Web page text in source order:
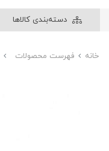
دسته‌بندی کالاها
خانه فهرست محصولات